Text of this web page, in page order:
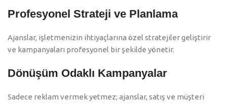
Profesyonel Strateji ve Planlama
Ajanslar, işletmenizin ihtiyaçlarına özel stratejiler geliştirir
ve kampanyaları profesyonel bir şekilde yönetir.
Dönüşüm Odaklı Kampanyalar
Sadece reklam vermek yetmez; ajanslar, satış ve müşteri